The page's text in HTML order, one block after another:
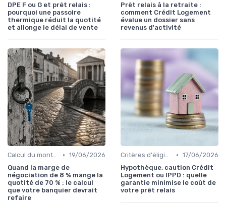
DPE F ou G et prêt relais :
pourquoi une passoire
thermique réduit la quotité
et allonge le délai de vente
Prêt relais à la retraite :
comment Crédit Logement
évalue un dossier sans
revenus d'activité
Calcul du montant du prêt • 19/06/2026
Quand la marge de
négociation de 8 % mange la
quotité de 70 % : le calcul
que votre banquier devrait
refaire
Critères d'éligibilité • 17/06/2026
Hypothèque, caution Crédit
Logement ou IPPD : quelle
garantie minimise le coût de
votre prêt relais